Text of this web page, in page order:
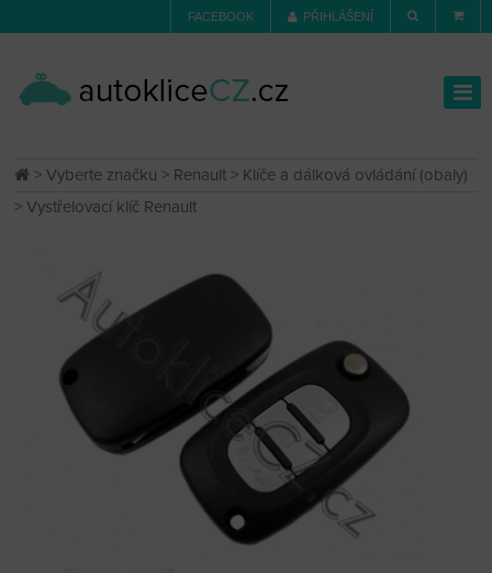
FACEBOOK PŘIHLÁŠENÍ
>Vyberte značku > Renault > Klíče a dálková ovládání (obaly)
> Vystřelovací klíč Renault